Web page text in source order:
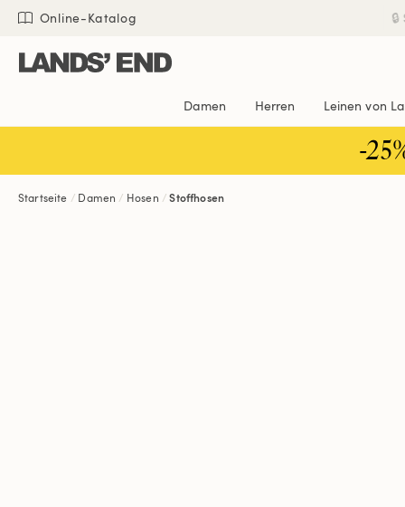
Direkt
Inhalt
Direkt
Navigation
Direkt
Suche
Online-Katalog
Damen Herren Leinen von
-
Startseite Damen Hosen Stoffhosen